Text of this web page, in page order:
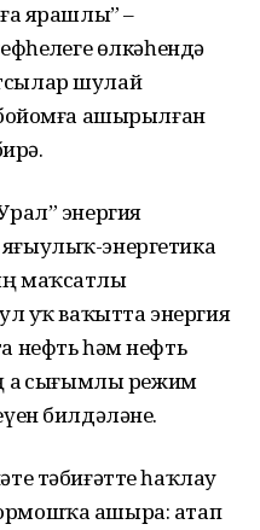
ярашлы” –
өлкәһендә
шулай
ашырылған
энергия
энергетика
маҡсатлы
уҡ ваҡытта энергия
нефть һәм нефть
аҙ сығымлы режим
билдәләне.
тәбиғәтте һаҡлау
ашыра: атап